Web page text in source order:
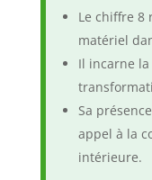
Le chiffre 8
matériel
Il incarne
Sa
appel à la
intérieure.